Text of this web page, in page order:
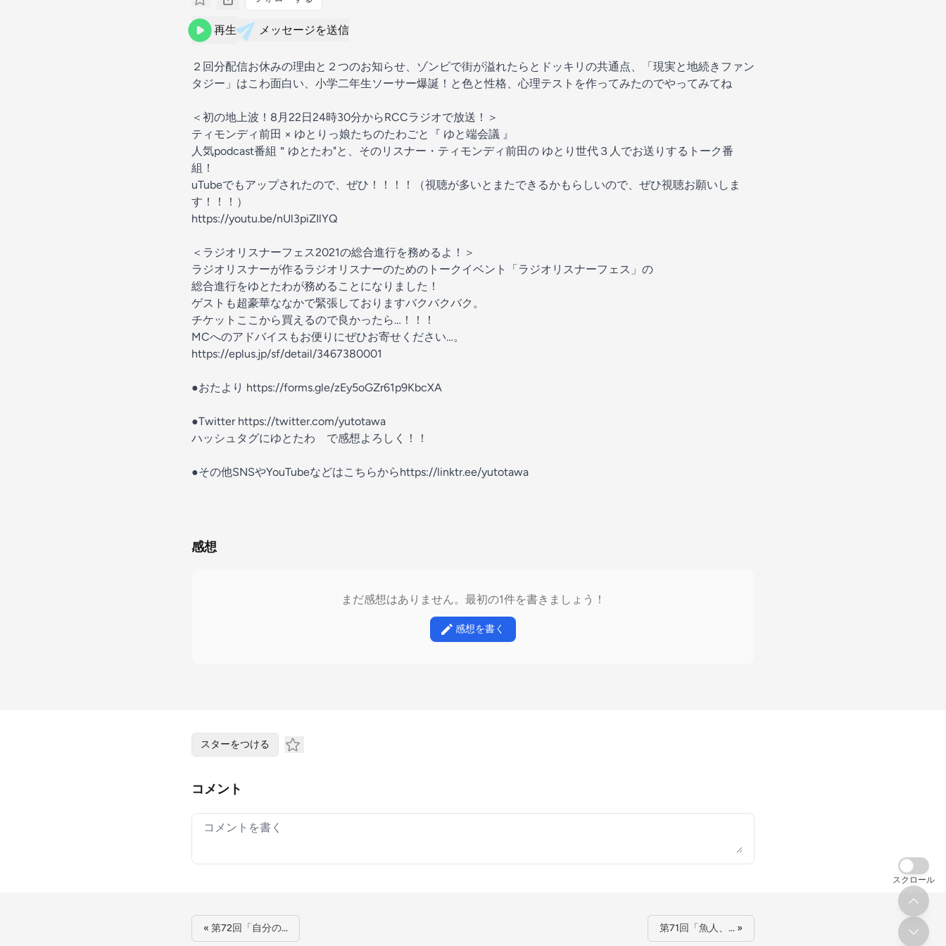
再生 メッセージを送信
２回分配信お休みの理由と２つのお知らせ、ゾンビで街が溢れたらとドッキリの共通点、「現実と地続きファン
タジー」はこわ面白い、小学二年生ソーサー爆誕！と色と性格、心理テストを作ってみたのでやってみてね
＜初の地上波！8月22日24時30分からRCCラジオで放送！＞
ティモンディ前田 × ゆとりっ娘たちのたわごと『 ゆと端会議 』
人気podcast番組＂ゆとたわ"と、そのリスナー・ティモンディ前田の ゆとり世代３人でお送りするトーク番
組！
uTubeでもアップされたので、ぜひ！！！！（視聴が多いとまたできるかもらしいので、ぜひ視聴お願いしま
す！！！）
https://youtu.be/nUl3piZIlYQ
＜ラジオリスナーフェス2021の総合進行を務めるよ！＞
ラジオリスナーが作るラジオリスナーのためのトークイベント「ラジオリスナーフェス」の
総合進行をゆとたわが務めることになりました！
ゲストも超豪華ななかで緊張しておりますバクバクバク。
チケットここから買えるので良かったら…！！！
MCへのアドバイスもお便りにぜひお寄せください…。
https://eplus.jp/sf/detail/3467380001
●おたより https://forms.gle/zEy5oGZr61p9KbcXA
●Twitter https://twitter.com/yutotawa
ハッシュタグにゆとたわ で感想よろしく！！
●その他SNSやYouTubeなどはこちらからhttps://linktr.ee/yutotawa
感想
まだ感想はありません。最初の1件を書きましょう！
感想を書く
スターをつける
コメント
Your comment
« 第72回「自分の… 第71回「魚人、… »
スクロール